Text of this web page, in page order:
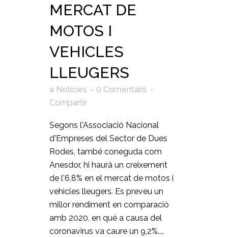
MERCAT DE
MOTOS I
VEHICLES
LLEUGERS
a Notícies
0 Comentaris
Compartir
Segons l'Associació Nacional
d'Empreses del Sector de Dues
Rodes, també coneguda com
Anesdor, hi haurà un creixement
de l'6,8% en el mercat de motos i
vehicles lleugers. Es preveu un
millor rendiment en comparació
amb 2020, en què a causa del
coronavirus va caure un 9,2%....